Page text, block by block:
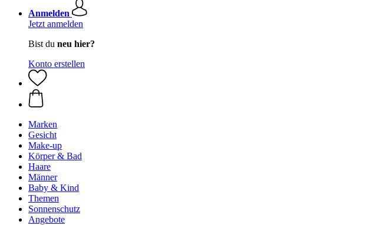
Anmelden
Jetzt anmelden
Bist du neu hier?
Konto erstellen
Marken
Gesicht
Make-up
Körper & Bad
Haare
Männer
Baby & Kind
Themen
Sonnenschutz
Angebote